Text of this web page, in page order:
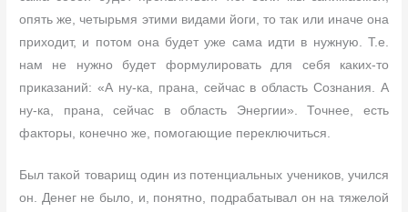
опять же, четырьмя этими видами йоги, то так или иначе она
приходит, и потом она будет уже сама идти в нужную. Т.е.
нам не нужно будет формулировать для себя каких-то
приказаний: «А ну-ка, прана, сейчас в область Сознания. А
ну-ка, прана, сейчас в область Энергии». Точнее, есть
факторы, конечно же, помогающие переключиться.
Был такой товарищ один из потенциальных учеников, учился
он. Денег не было, и, понятно, подрабатывал он на тяжелой